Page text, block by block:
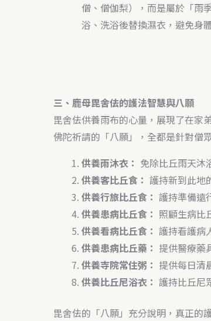
僧、僧伽梨），而是屬於「雨
浴、洗浴後替換濕衣，避免身
三、鹿母毘舍佉的護法智慧與八願
毘舍佉供養雨布的心量，展現了在家
佛陀祈請的「八願」，全都是針對僧
供養雨沐衣： 免除比丘雨天沐
供養客比丘食： 護持新到此地
供養行旅比丘食： 護持準備遠
供養患病比丘食： 照顧生病比
供養看病比丘食： 護持看護病
供養患病比丘藥： 提供醫療藥
供養寺院常住粥： 提供每日清
供養比丘尼浴衣： 護持比丘尼
毘舍佉的「八願」充分說明，真正的